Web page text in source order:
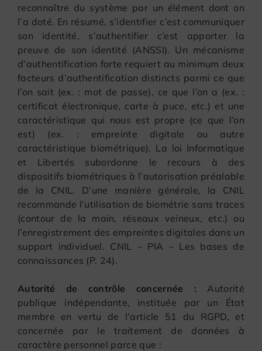
reconnaître du système par un élément dont on
l’a doté. En résumé, s’identifier c’est communiquer
son identité, s’authentifier c’est apporter la
preuve de son identité (ANSSI). Un mécanisme
d’authentification forte requiert au minimum deux
facteurs d’authentification distincts parmi ce que
l’on sait (ex. : mot de passe), ce que l’on a (ex. :
certificat électronique, carte à puce, etc.) et une
caractéristique qui nous est propre (ce que l’on
est) (ex. : empreinte digitale ou autre
caractéristique biométrique). La loi Informatique
et Libertés subordonne le recours à des
dispositifs biométriques à l’autorisation préalable
de la CNIL. D’une manière générale, la CNIL
recommande l’utilisation de biométrie sans traces
(contour de la main, réseaux veineux, etc.) ou
l’enregistrement des empreintes digitales dans un
support individuel. CNIL – PIA – Les bases de
connaissances (P. 24).
Autorité de contrôle concernée : Autorité
publique indépendante, instituée par un État
membre en vertu de l’article 51 du RGPD, et
concernée par le traitement de données à
caractère personnel parce que :